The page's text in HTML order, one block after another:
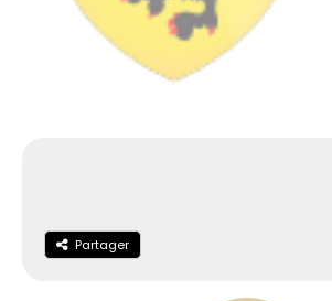
Partager
Partager